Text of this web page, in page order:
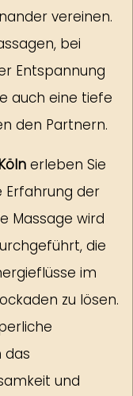
vereinen.
bei
Entspannung
auch eine tiefe
den Partnern.
erleben Sie
Erfahrung der
Massage wird
die
im
zu lösen.
das
und